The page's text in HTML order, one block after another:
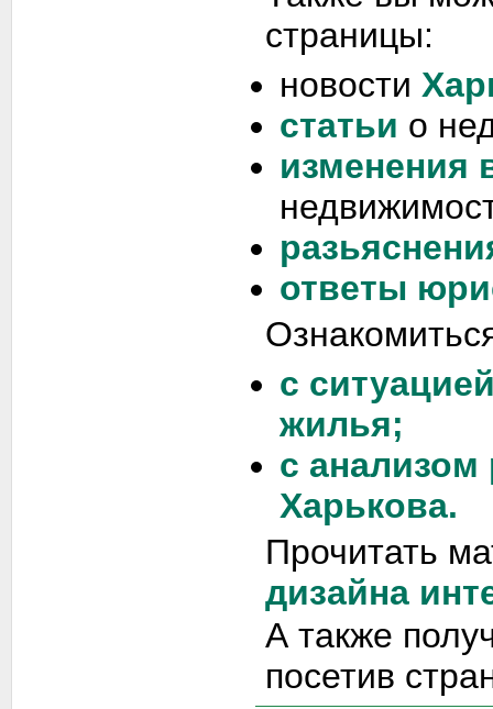
страницы:
новости
статьи о
изменения
ответы
с
жилья;
с
Харькова.
Прочитать
дизайна
А также
посетив